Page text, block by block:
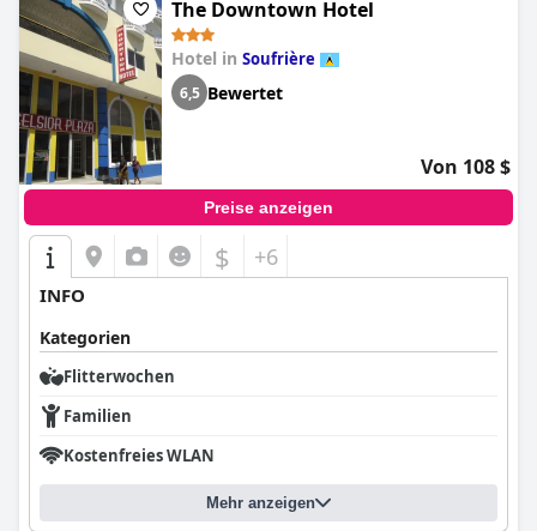
The Downtown Hotel
Hotel in Soufrière
6,5 Bewertet
Von 108 $
Preise anzeigen
$ +6
INFO
Kategorien
Flitterwochen
Familien
Kostenfreies WLAN
Mehr anzeigen